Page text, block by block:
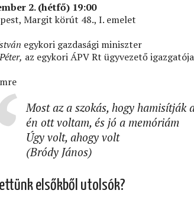
2. (hétfő) 19:00
Margit körút 48., I. emelet
egykori gazdasági miniszter
az egykori ÁPV Rt ügyvezető igazgatója
Most az a szokás, hogy hamisítják
én ott voltam, és jó a memóriám
Úgy volt, ahogy volt
(Bródy János)
elsőkből utolsók?